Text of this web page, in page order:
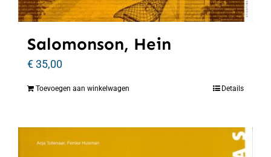
Salomonson, Hein
€35,00
Toevoegen aan winkelwagen Details